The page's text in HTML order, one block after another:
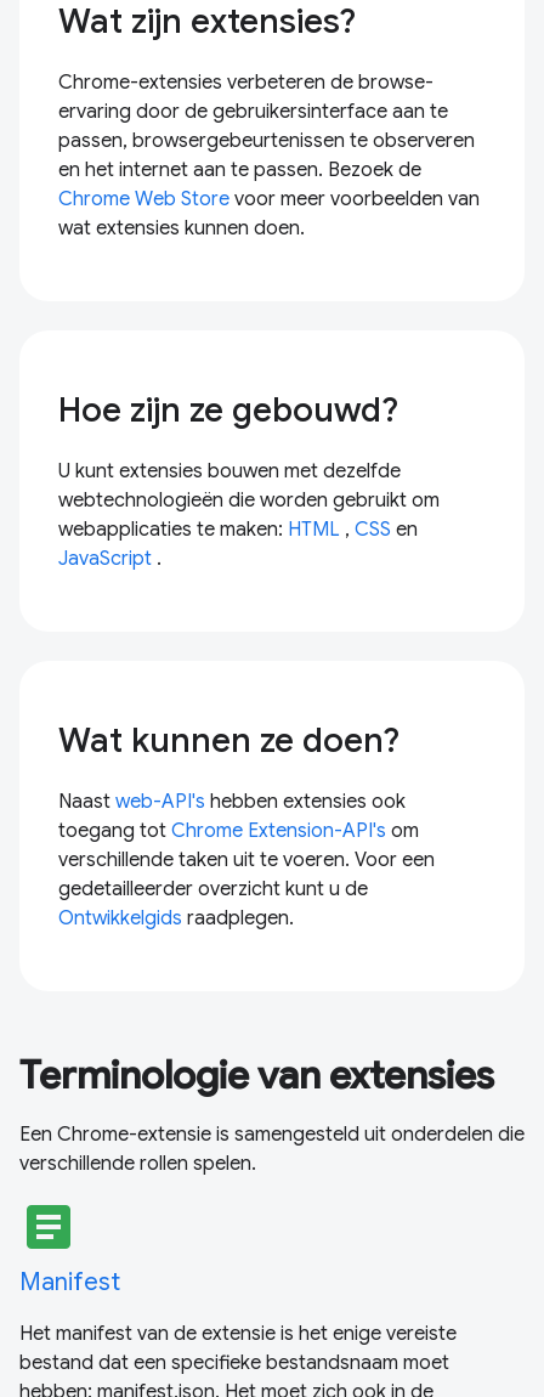
Wat zijn extensies?
Chrome-extensies verbeteren de browse-
ervaring door de gebruikersinterface aan te
passen, browsergebeurtenissen te observeren
en het internet aan te passen. Bezoek de
Chrome Web Store voor meer voorbeelden van
wat extensies kunnen doen.
Hoe zijn ze gebouwd?
U kunt extensies bouwen met dezelfde
webtechnologieën die worden gebruikt om
webapplicaties te maken: HTML , CSS en
JavaScript .
Wat kunnen ze doen?
Naast web-API's hebben extensies ook
toegang tot Chrome Extension-API's om
verschillende taken uit te voeren. Voor een
gedetailleerder overzicht kunt u de
Ontwikkelgids raadplegen.
Terminologie van extensies
Een Chrome-extensie is samengesteld uit onderdelen die
verschillende rollen spelen.
article
Manifest
Het manifest van de extensie is het enige vereiste
bestand dat een specifieke bestandsnaam moet
hebben: manifest.json. Het moet zich ook in de